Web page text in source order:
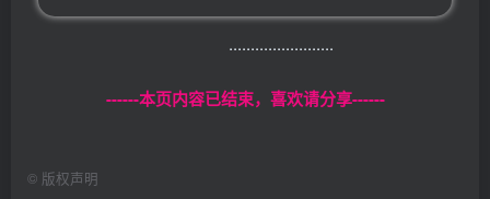
........................
------本页内容已结束，喜欢请分享------
© 版权声明